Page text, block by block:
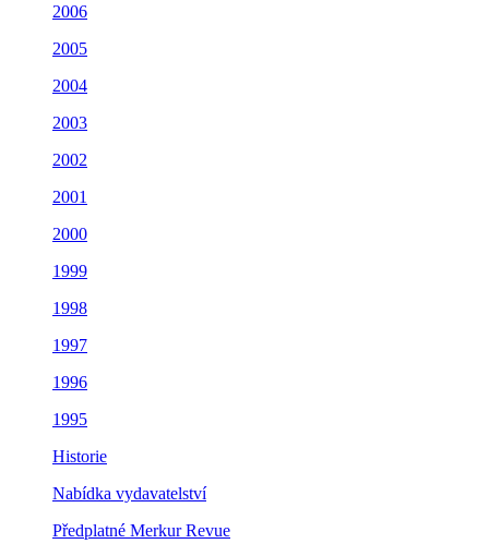
2006
2005
2004
2003
2002
2001
2000
1999
1998
1997
1996
1995
Historie
Nabídka vydavatelství
Předplatné Merkur Revue